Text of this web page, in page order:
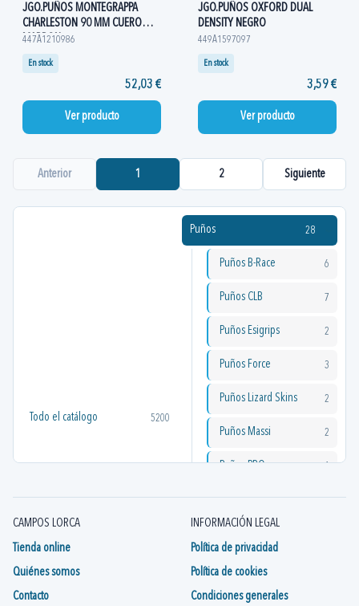
Todo el catálogo 5200
Puños 28
Puños B-Race 6
Puños CLB 7
Puños Esigrips 2
Puños Force 3
Puños Lizard Skins 2
Puños Massi 2
Puños PRO 1
Puños Prologo 1
Puños SRAM
Puños Velo
JGO.PUÑOS MONTEGRAPPA
CHARLESTON 90 MM CUERO
MARRON
447A1210986
En stock
52,03 €
Ver producto
JGO.PUÑOS OXFORD DUAL
DENSITY NEGRO
449A1597097
En stock
3,59 €
Ver producto
Anterior 1 2 Siguiente
CAMPOS LORCA
Tienda online
Quiénes somos
Contacto
INFORMACIÓN LEGAL
Política de privacidad
Política de cookies
Condiciones generales